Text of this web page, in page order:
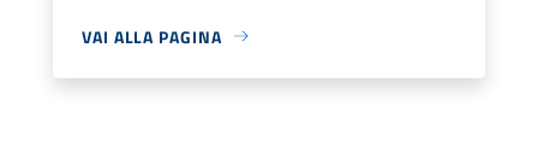
VAI ALLA PAGINA